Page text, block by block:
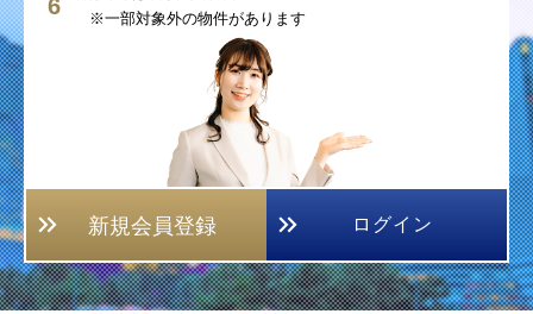
※一部対象外の物件があります
新規会員登録 ログイン